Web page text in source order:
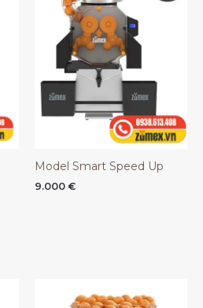
Model Smart Speed Up
9.000 €